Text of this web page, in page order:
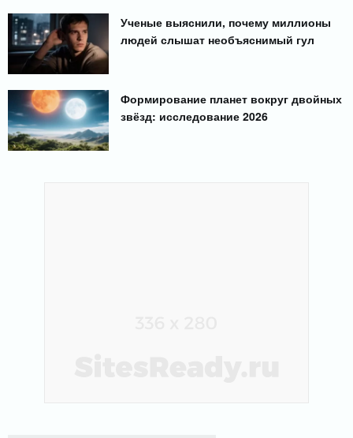
Ученые выяснили, почему миллионы
людей слышат необъяснимый гул
Формирование планет вокруг двойных
звёзд: исследование 2026